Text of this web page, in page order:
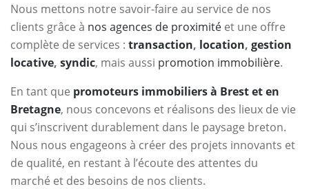
Nous mettons notre savoir-faire au service de nos
clients grâce à nos agences de proximité et une offre
complète de services : transaction, location, gestion
locative, syndic, mais aussi promotion immobilière.
En tant que promoteurs immobiliers à Brest et en
Bretagne, nous concevons et réalisons des lieux de vie
qui s’inscrivent durablement dans le paysage breton.
Nous nous engageons à créer des projets innovants et
de qualité, en restant à l’écoute des attentes du
marché et des besoins de nos clients.